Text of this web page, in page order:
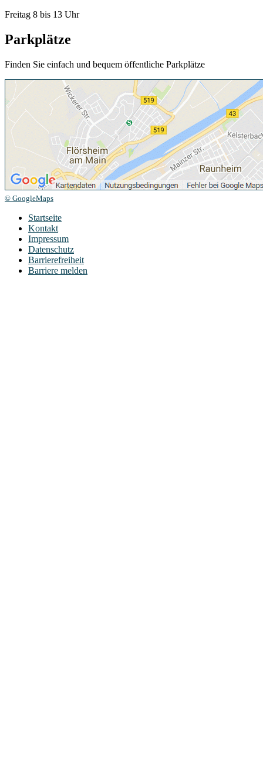
Freitag 8 bis 13 Uhr
Parkplätze
Finden Sie einfach und bequem öffentliche Parkplätze
© GoogleMaps
Startseite
Kontakt
Impressum
Datenschutz
Barrierefreiheit
Barriere melden